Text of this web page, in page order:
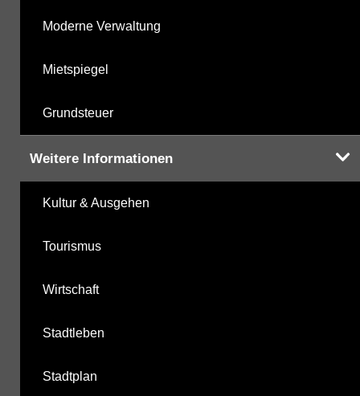
Moderne Verwaltung
Mietspiegel
Grundsteuer
Weitere Informationen
Kultur & Ausgehen
Tourismus
Wirtschaft
Stadtleben
Stadtplan